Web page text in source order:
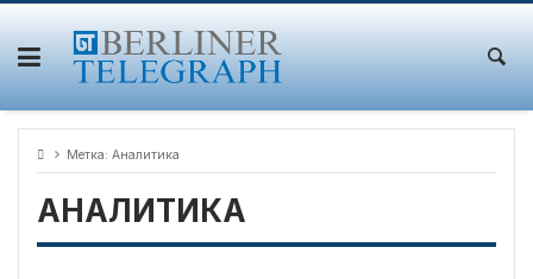
Skip
content
Метка: Аналитика
АНАЛИТИКА